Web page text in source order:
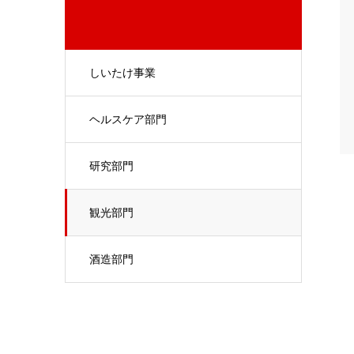
しいたけ事業
ヘルスケア部門
研究部門
観光部門
酒造部門